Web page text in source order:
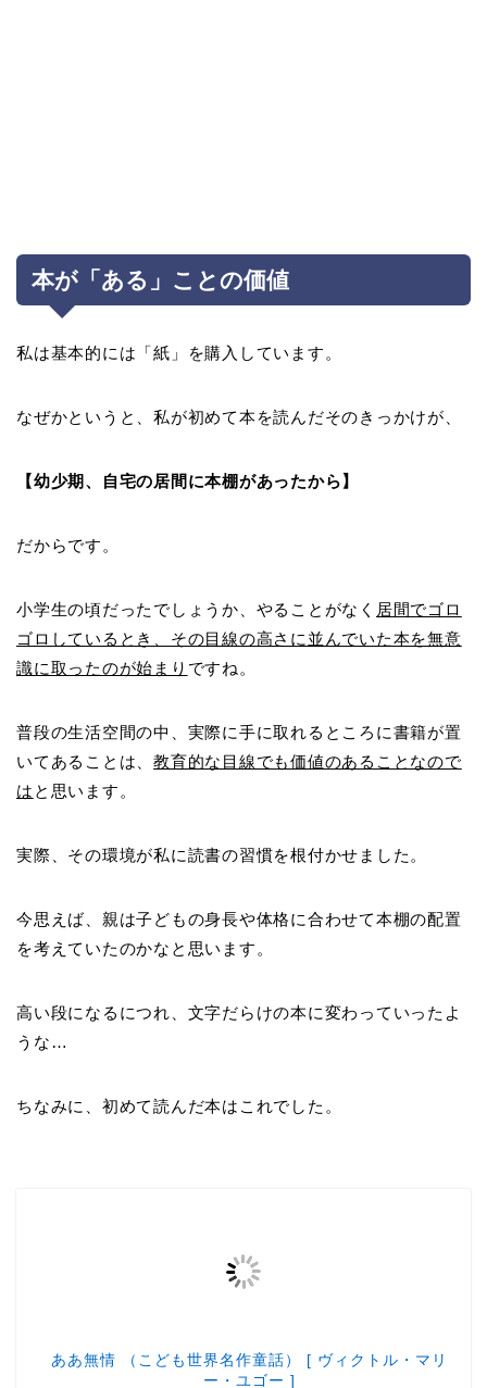
本が「ある」ことの価値
私は基本的には「紙」を購入しています。
なぜかというと、私が初めて本を読んだそのきっかけが、
【幼少期、自宅の居間に本棚があったから】
だからです。
小学生の頃だったでしょうか、やることがなく 居間でゴロ
ゴロしているとき、その目線の高さに並んでいた本を無意
識に取ったのが始まり ですね。
普段の生活空間の中、実際に手に取れるところに書籍が置
いてあることは、教育的な目線でも価値のあることなので
は と思います。
実際、その環境が私に読書の習慣を根付かせました。
今思えば、親は子どもの身長や体格に合わせて本棚の配置
を考えていたのかなと思います。
高い段になるにつれ、文字だらけの本に変わっていったよ
うな…
ちなみに、初めて読んだ本はこれでした。
ああ無情 （こども世界名作童話） [ ヴィクトル・マリ
ー・ユゴー ]